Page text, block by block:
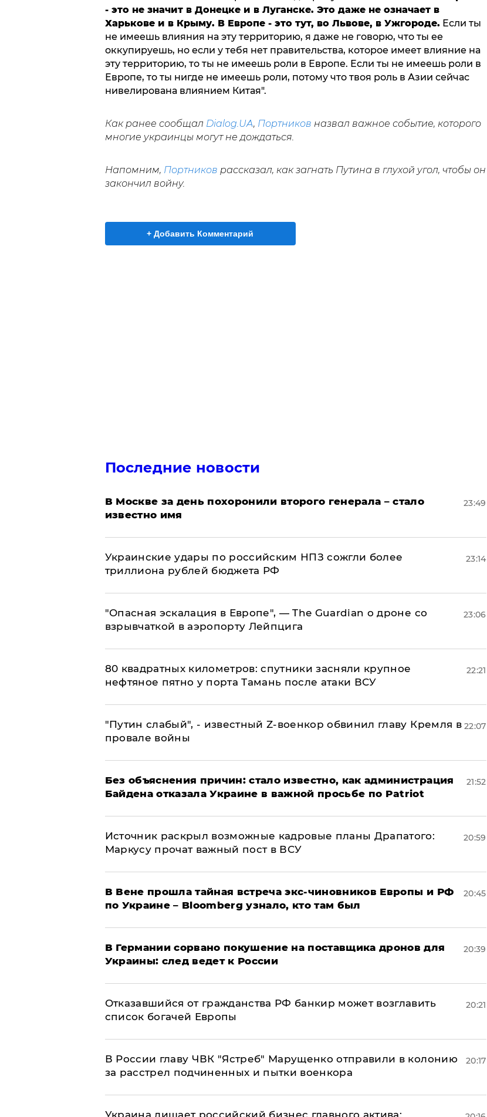
- это не значит в Донецке и в Луганске. Это даже не означает в
Харькове и в Крыму. В Европе - это тут, во Львове, в Ужгороде. Если ты
не имеешь влияния на эту территорию, я даже не говорю, что ты ее
оккупируешь, но если у тебя нет правительства, которое имеет влияние на
эту территорию, то ты не имеешь роли в Европе. Если ты не имеешь роли в
Европе, то ты нигде не имеешь роли, потому что твоя роль в Азии сейчас
нивелирована влиянием Китая".
Как ранее сообщал Dialog.UA, Портников назвал важное событие, которого
многие украинцы могут не дождаться.
Напомним, Портников рассказал, как загнать Путина в глухой угол, чтобы он
закончил войну.
+ Добавить Комментарий
Последние новости
В Москве за день похоронили второго генерала – стало
известно имя
23:49
Украинские удары по российским НПЗ сожгли более
триллиона рублей бюджета РФ
23:14
"Опасная эскалация в Европе", — The Guardian о дроне со
взрывчаткой в аэропорту Лейпцига
23:06
80 квадратных километров: спутники засняли крупное
нефтяное пятно у порта Тамань после атаки ВСУ
22:21
​"Путин слабый", - известный Z-военкор обвинил главу Кремля в
провале войны
22:07
Без объяснения причин: стало известно, как администрация
Байдена отказала Украине в важной просьбе по Patriot
21:52
​Источник раскрыл возможные кадровые планы Драпатого:
Маркусу прочат важный пост в ВСУ
20:59
В Вене прошла тайная встреча экс-чиновников Европы и РФ
по Украине – Bloomberg узнало, кто там был
20:45
​В Германии сорвано покушение на поставщика дронов для
Украины: след ведет к России
20:39
Отказавшийся от гражданства РФ банкир может возглавить
список богачей Европы
20:21
В России главу ЧВК "Ястреб" Марущенко отправили в колонию
за расстрел подчиненных и пытки военкора
20:17